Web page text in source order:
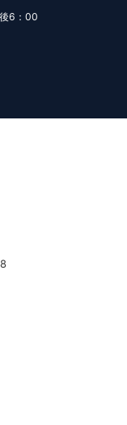
後6：00